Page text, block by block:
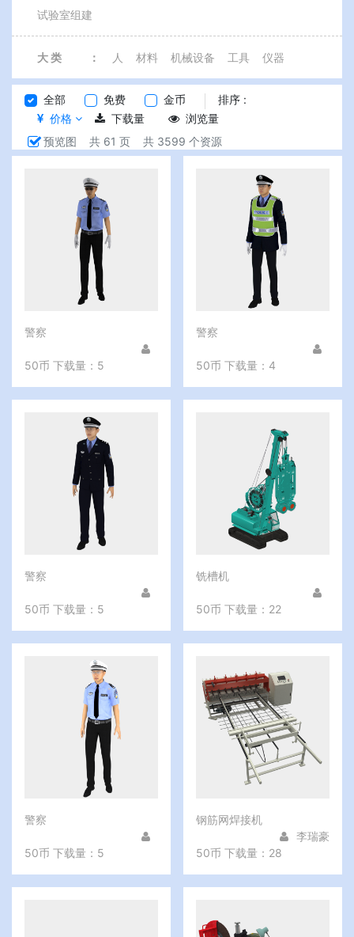
试验室组建
大 类 ： 人 材料 机械设备 工具 仪器
全部 免费 金币
排序 :
价格
下载量
浏览量
预览图
共 61 页 共 3599 个资源
警察
50币 下载量：5
警察
50币 下载量：4
警察
50币 下载量：5
铣槽机
50币 下载量：22
警察
50币 下载量：5
钢筋网焊接机
李瑞豪
50币 下载量：28